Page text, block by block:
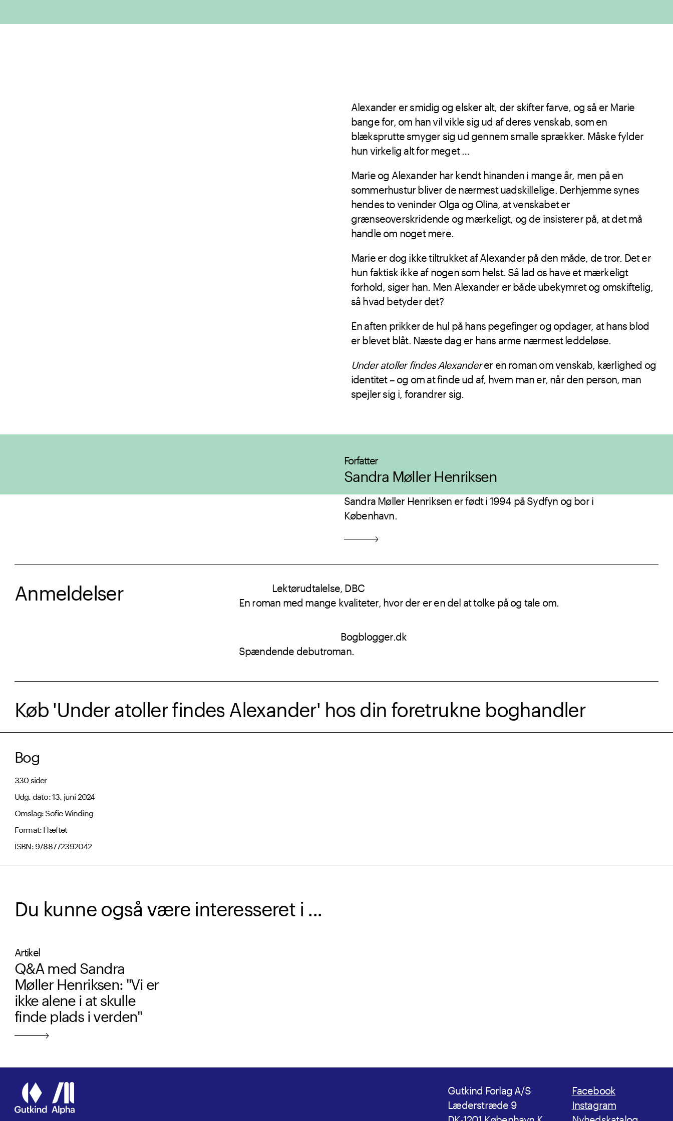
Alexander er smidig og elsker alt, der skifter farve, og så er Marie
bange for, om han vil vikle sig ud af deres venskab, som en
blæksprutte smyger sig ud gennem smalle sprækker. Måske fylder
hun virkelig alt for meget …
Marie og Alexander har kendt hinanden i mange år, men på en
sommerhustur bliver de nærmest uadskillelige. Derhjemme synes
hendes to veninder Olga og Olina, at venskabet er
grænseoverskridende og mærkeligt, og de insisterer på, at det må
handle om noget mere.
Marie er dog ikke tiltrukket af Alexander på den måde, de tror. Det er
hun faktisk ikke af nogen som helst. Så lad os have et mærkeligt
forhold, siger han. Men Alexander er både ubekymret og omskiftelig,
så hvad betyder det?
En aften prikker de hul på hans pegefinger og opdager, at hans blod
er blevet blåt. Næste dag er hans arme nærmest leddeløse.
Under atoller findes Alexanderer en roman om venskab, kærlighed og
identitet – og om at finde ud af, hvem man er, når den person, man
spejler sig i, forandrer sig.
Forfatter
Sandra Møller Henriksen
Sandra Møller Henriksen er født i 1994 på Sydfyn og bor i
København.
Anmeldelser
Lektørudtalelse, DBC
En roman med mange kvaliteter, hvor der er en del at tolke på og tale om.
Bogblogger.dk
Spændende debutroman.
Køb 'Under atoller findes Alexander' hos din foretrukne boghandler
Bog
330 sider
Udg. dato: 13. juni 2024
Omslag: Sofie Winding
Format: Hæftet
ISBN: 9788772392042
Du kunne også være interesseret i ...
Artikel
Q&A med Sandra
Møller Henriksen: "Vi er
ikke alene i at skulle
finde plads i verden"
Gutkind Forlag A/S
Læderstræde 9
Facebook
Instagram